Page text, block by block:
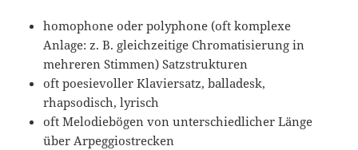
homophone oder polyphone (oft komplexe
Anlage: z. B. gleichzeitige Chromatisierung in
mehreren Stimmen) Satzstrukturen
oft poesievoller Klaviersatz, balladesk,
rhapsodisch, lyrisch
oft Melodiebögen von unterschiedlicher Länge
über Arpeggiostrecken